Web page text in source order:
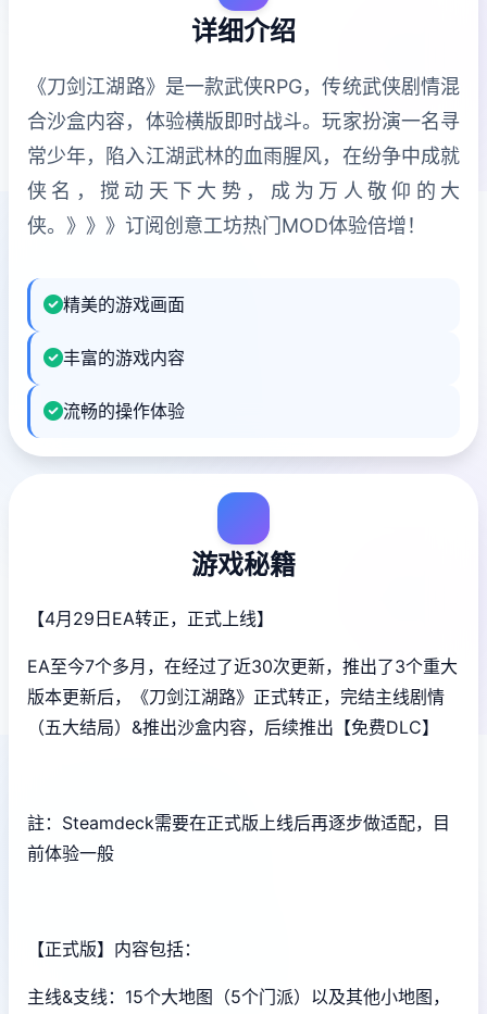
详细介绍
《刀剑江湖路》是一款武侠RPG，传统武侠剧情混
合沙盒内容，体验横版即时战斗。玩家扮演一名寻
常少年，陷入江湖武林的血雨腥风，在纷争中成就
侠名，搅动天下大势，成为万人敬仰的大
侠。》》》订阅创意工坊热门MOD体验倍增！
精美的游戏画面
丰富的游戏内容
流畅的操作体验
游戏秘籍
【4月29日EA转正，正式上线】
EA至今7个多月，在经过了近30次更新，推出了3个重大
版本更新后，《刀剑江湖路》正式转正，完结主线剧情
（五大结局）&推出沙盒内容，后续推出【免费DLC】
註：Steamdeck需要在正式版上线后再逐步做适配，目
前体验一般
【正式版】内容包括：
主线&支线：15个大地图（5个门派）以及其他小地图，